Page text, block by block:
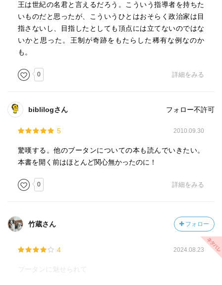
王は世紀の名君と言えるだろう。こういう指導者を持ちた
いものだと思ったが、こういうひとはおそらく政治家は目
指さないし、目指したとしても頂点には立てないのではな
いかと思った。王制が奇跡をもたらした稀有な例なのか
も。
0 詳細をみる
biblilogさん フォロー不許可
5 2010.09.30
驚嘆する。他のブータンについての本も読んでいきたい。
本書を開く前はほとんど関心無かったのに！
0 詳細をみる
竹蔵さん フォロー
4 2024.08.23
ブータンに魅せられて